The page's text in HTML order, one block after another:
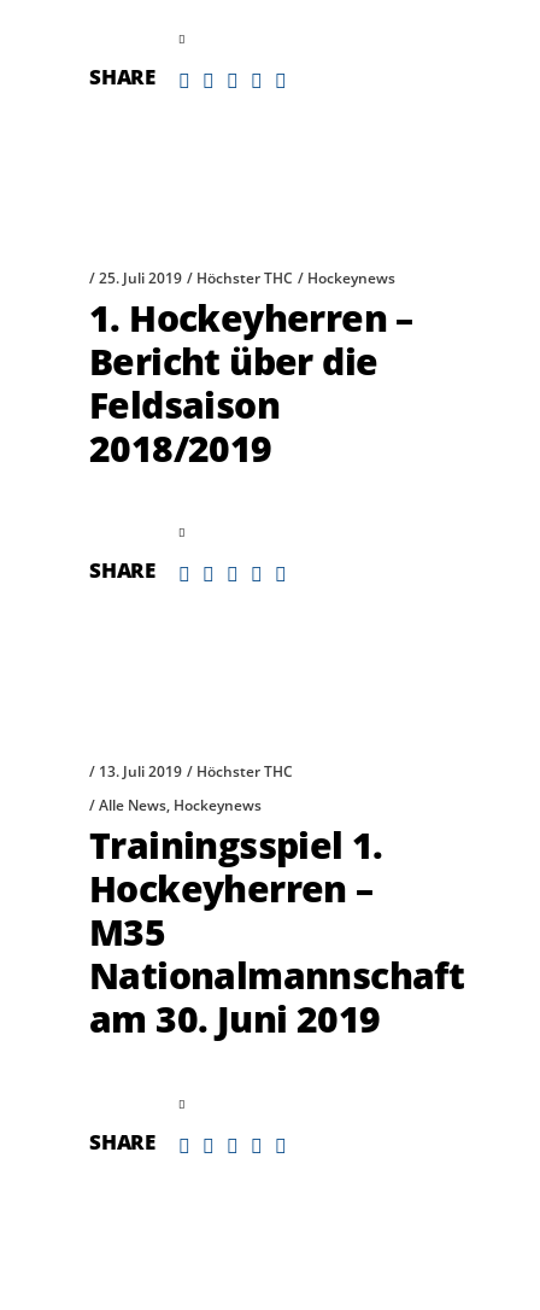
SHARE
25. Juli 2019 Höchster THC Hockeynews
1. Hockeyherren –
Bericht über die
Feldsaison
2018/2019
SHARE
13. Juli 2019
Höchster THC
Alle News, Hockeynews
Trainingsspiel 1.
Hockeyherren –
M35
Nationalmannschaft
am 30. Juni 2019
SHARE